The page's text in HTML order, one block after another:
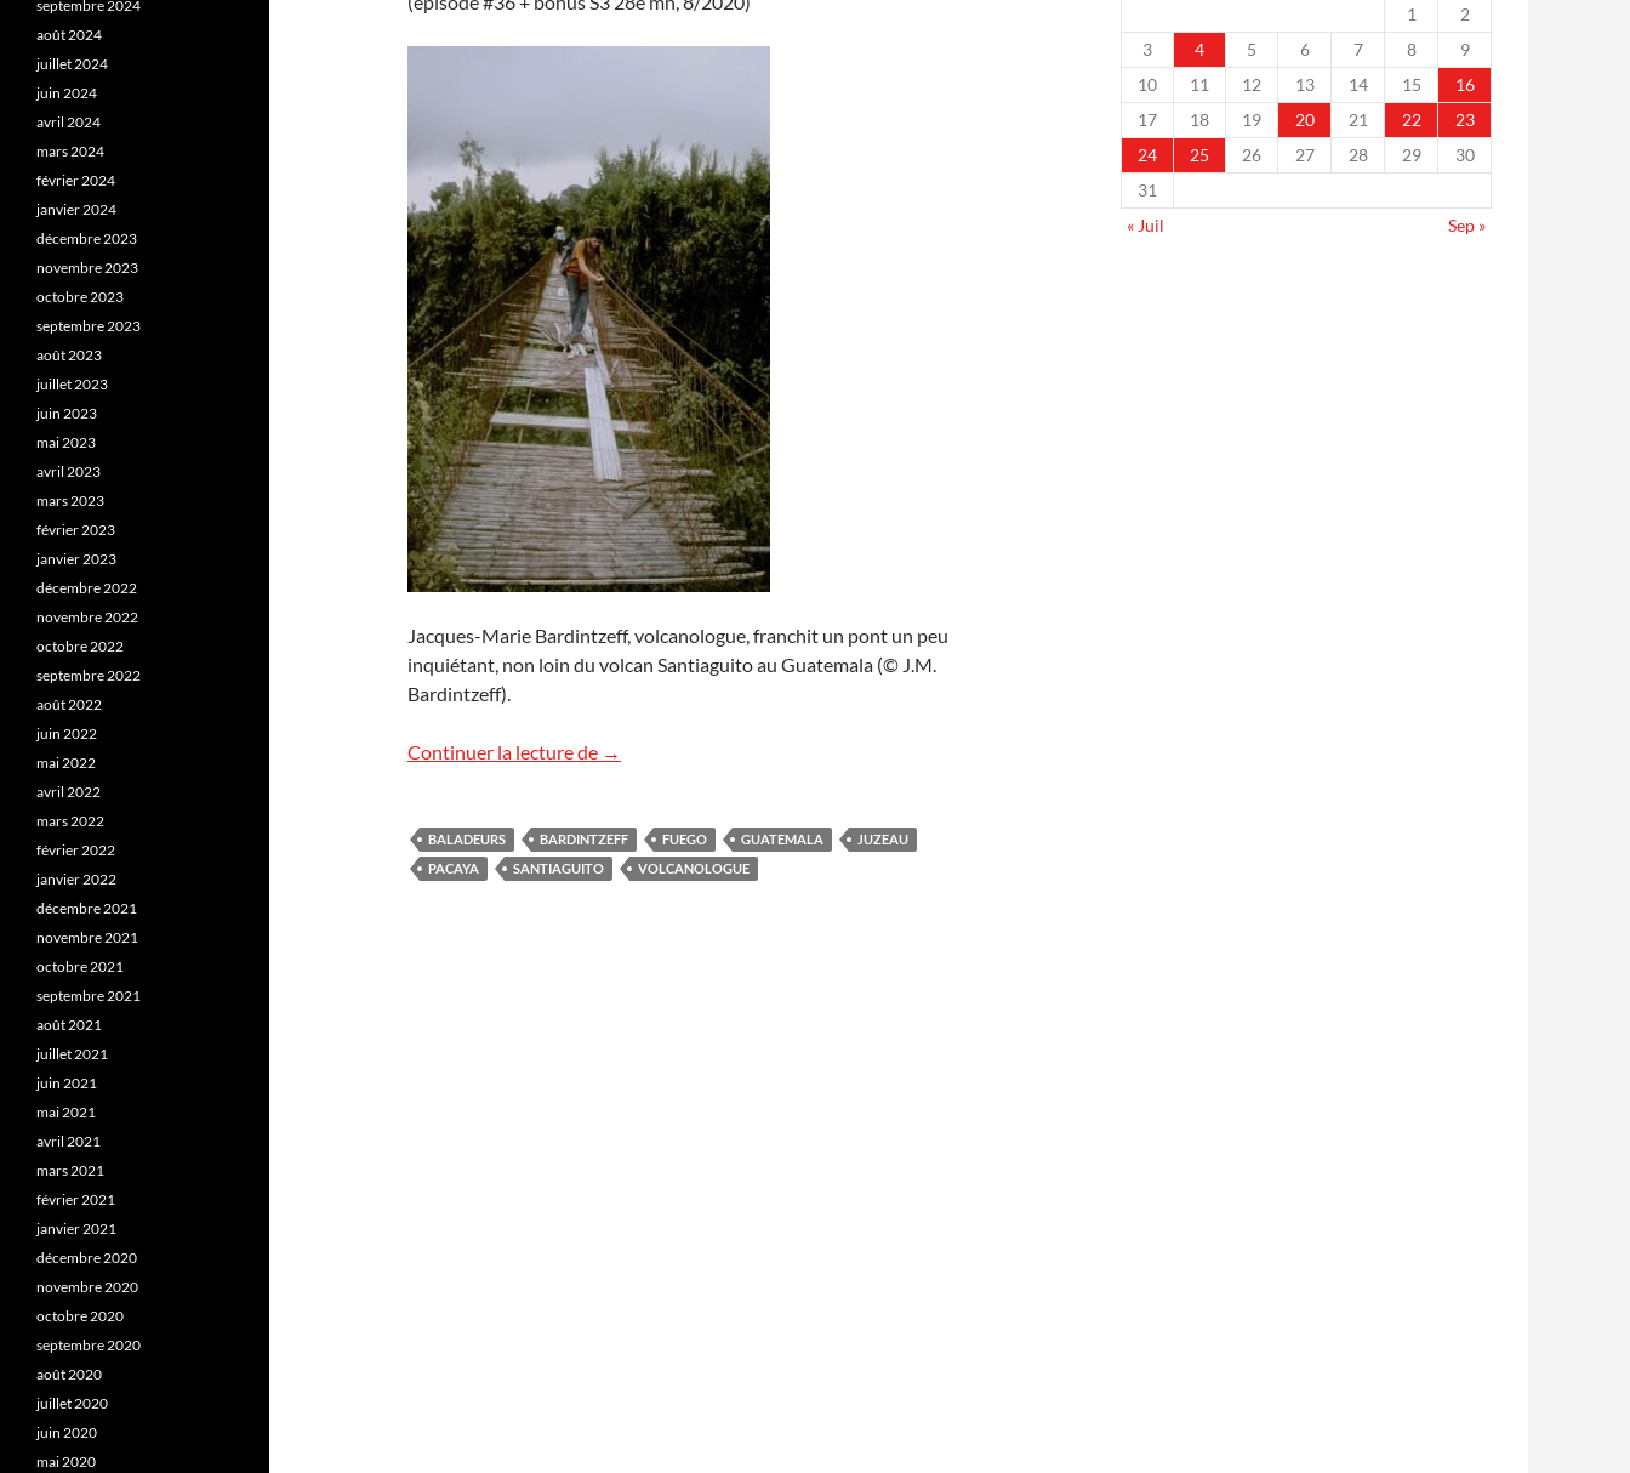
Jacques-Marie Bardintzeff, volcanologue, franchit un pont un peu
inquiétant, non loin du volcan Santiaguito au Guatemala (© J.M.
Bardintzeff).
Continuer la lecture de Les « Baladeurs » au Guatemala
→
BALADEURS BARDINTZEFF FUEGO GUATEMALA
JUZEAU
PACAYA
SANTIAGUITO VOLCANOLOGUE
1
2
3
4 5 6 7 8
9
10
11 12 13 14 15
16
17
18 19 20 21 22
23
24
25 26 27 28 29
30
31
« Juil
Sep »
septembre 2024
août 2024
juillet 2024
juin 2024
avril 2024
mars 2024
février 2024
janvier 2024
décembre 2023
novembre 2023
octobre 2023
septembre 2023
août 2023
juillet 2023
juin 2023
mai 2023
avril 2023
mars 2023
février 2023
janvier 2023
décembre 2022
novembre 2022
octobre 2022
septembre 2022
août 2022
juin 2022
mai 2022
avril 2022
mars 2022
février 2022
janvier 2022
décembre 2021
novembre 2021
octobre 2021
septembre 2021
août 2021
juillet 2021
juin 2021
mai 2021
avril 2021
mars 2021
février 2021
janvier 2021
décembre 2020
novembre 2020
octobre 2020
septembre 2020
août 2020
juillet 2020
juin 2020
mai 2020